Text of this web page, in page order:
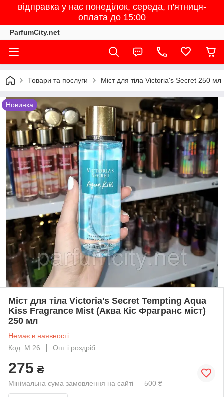
відправка у нас понеділок, середа, п'ятниця-
оплата до 15:00
ParfumCity.net
Товари та послуги Міст для тіла Victoria's Secret 250 мл
Новинка
Міст для тіла Victoria's Secret Tempting Aqua
Kiss Fragrance Mist (Аква Кіс Фрагранс міст)
250 мл
Немає в наявності
Код: М 26
Опт і роздріб
275 ₴
Мінімальна сума замовлення на сайті — 500 ₴